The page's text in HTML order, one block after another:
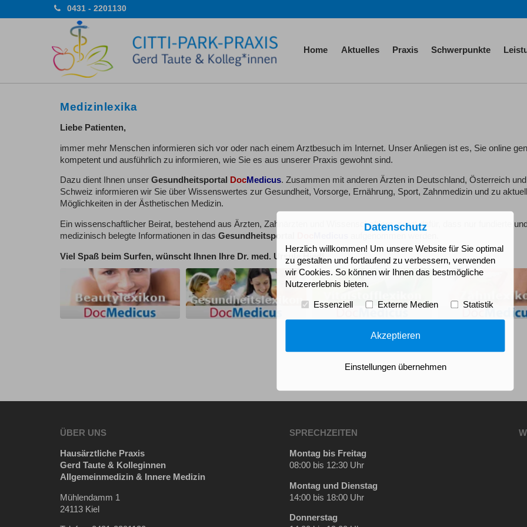
0431 - 2201130
Home Aktuelles Praxis Schwerpunkte
Medizinlexika
Liebe Patienten,
immer mehr Menschen informieren sich vor oder nach einem Arztbesuch im Internet. Unser Anliegen ist es, Sie online
kompetent und ausführlich zu informieren, wie Sie es aus unserer Praxis gewohnt sind.
Dazu dient Ihnen unser Gesundheitsportal DocMedicus. Zusammen mit anderen Ärzten in Deutschland, Österreich
Schweiz informieren wir Sie über Wissenswertes zur Gesundheit, Vorsorge, Ernährung, Sport, Zahnmedizin und zu
Möglichkeiten in der Ästhetischen Medizin.
Ein wissenschaftlicher Beirat, bestehend aus Ärzten, Zahnärzten und Wissenschaftlern, sorgt dafür, dass nur fundierte und
medizinisch belegte Informationen in das Gesundheitsportal
Viel Spaß beim Surfen, wünscht Ihnen Ihre Dr. med. Ursula Hiedl
ÜBER UNS
Hausärztliche Praxis
Gerd Taute & Kolleginnen
Allgemeinmedizin & Innere Medizin
Mühlendamm 1
24113 Kiel
SPRECHZEITEN
Montag bis Freitag
08:00 bis 12:30 Uhr
Montag und Dienstag
14:00 bis 18:00 Uhr
Donnerstag
Datenschutz
Herzlich willkommen! Um unsere Website für Sie optimal
zu gestalten und fortlaufend zu verbessern, verwenden
wir Cookies. So können wir Ihnen das bestmögliche
Nutzererlebnis bieten.
Essenziell Externe Medien Statistik
Akzeptieren
Einstellungen übernehmen